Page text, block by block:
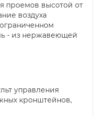
проемов высотой от
воздуха
- из нержавеющей
управления
кронштейнов,